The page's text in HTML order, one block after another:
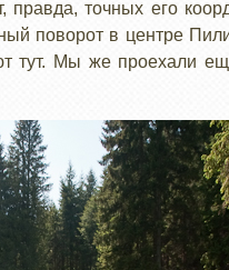
точных его
поворот в центре
тут. Мы же проехали